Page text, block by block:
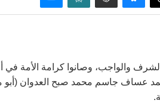
الشرف والواجب، وصانوا كرامة الأمة
عساف جاسم محمد صبح العدوان (أبو